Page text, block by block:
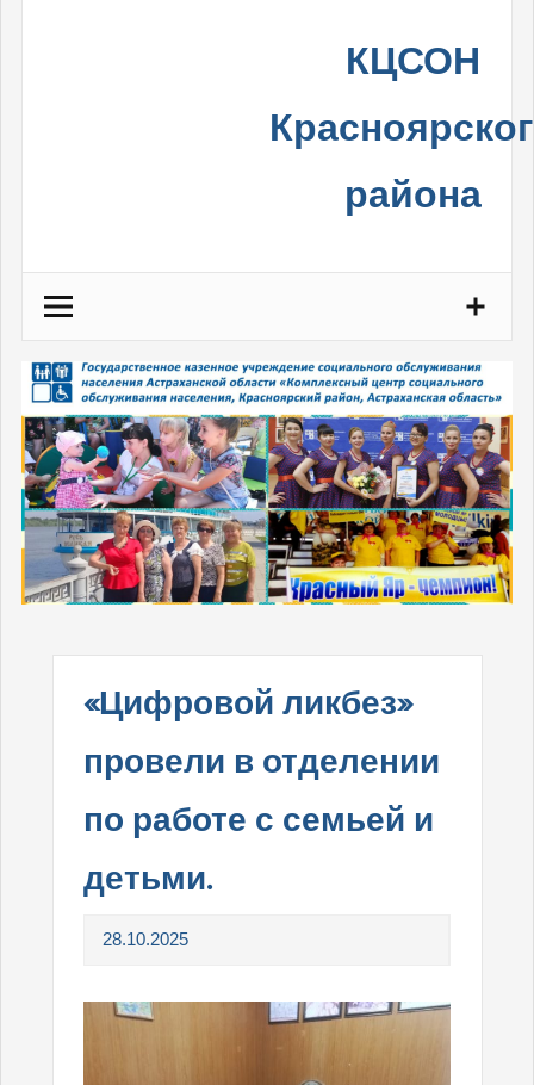
КЦСОН
района
«Цифровой ликбез»
провели в отделении
по работе с семьей и
детьми.
28.10.2025